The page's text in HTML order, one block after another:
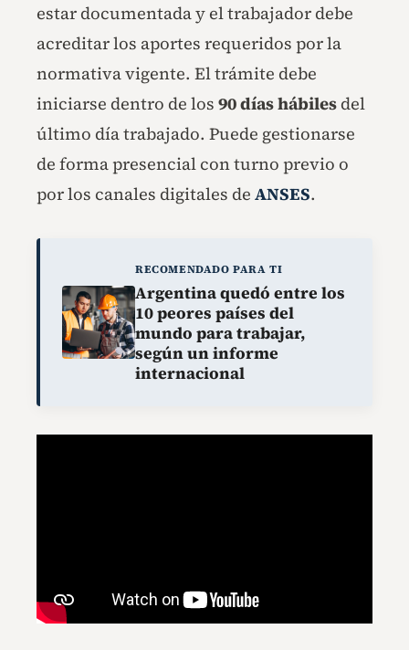
estar documentada y el trabajador debe
acreditar los aportes requeridos por la
normativa vigente. El trámite debe
iniciarse dentro de los 90 días hábiles del
último día trabajado. Puede gestionarse
de forma presencial con turno previo o
por los canales digitales de ANSES.
RECOMENDADO PARA TI
Argentina quedó entre los
10 peores países del
mundo para trabajar,
según un informe
internacional